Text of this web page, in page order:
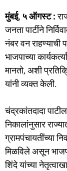
o
o
k
o
n
मुंबई, ५ ऑगस्ट :
जनता पार्टीने
नंबर वन राहण्याची
भाजपाच्या
मानतो, अशी
यांनी व्यक्त केली.
चंद्रकांतदादा
निकालांनुसार
ग्रामपंचायतींच्या
मिळविले असून
शिंदे यांच्या